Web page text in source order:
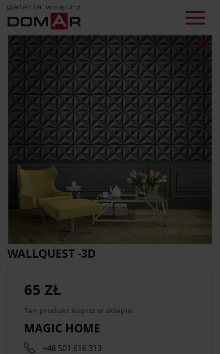
WALLQUEST -3D
65 ZŁ
Ten produkt kupisz w sklepie:
MAGIC HOME
+48 501 616 313